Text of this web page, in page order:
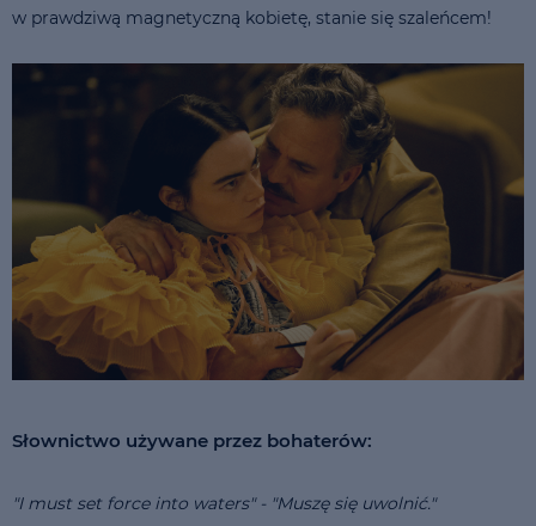
w prawdziwą magnetyczną kobietę, stanie się szaleńcem!
Słownictwo używane przez bohaterów:
"I must set force into waters" - "Muszę się uwolnić."